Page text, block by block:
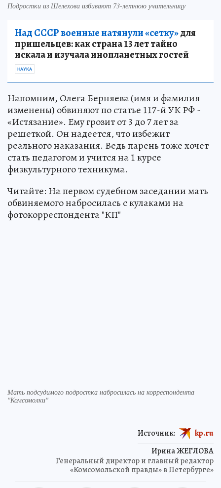
Подростки из Шелехова избивают 73-летнюю учительницу
Над СССР военные натянули «сетку»для
пришельцев: как страна 13 лет тайно
искала и изучала инопланетных гостей
НАУКА
Напомним, Олега Берняева (имя и фамилия
изменены) обвиняют по статье 117-й УК РФ -
«Истязание». Ему грозит от 3 до 7 лет за
решеткой. Он надеется, что избежит
реального наказания. Ведь парень тоже хочет
стать педагогом и учится на 1 курсе
физкультурного техникума.
Читайте: На первом судебном заседании мать
обвиняемого набросилась с кулаками на
фотокорреспондента "КП"
Мать подсудимого подростка набросилась на корреспондента
"Комсомолки"
Ирина ЖЕГЛОВА
Генеральный директор и главный редактор
«Комсомольской правды» в Петербурге»
Источник: kp.ru